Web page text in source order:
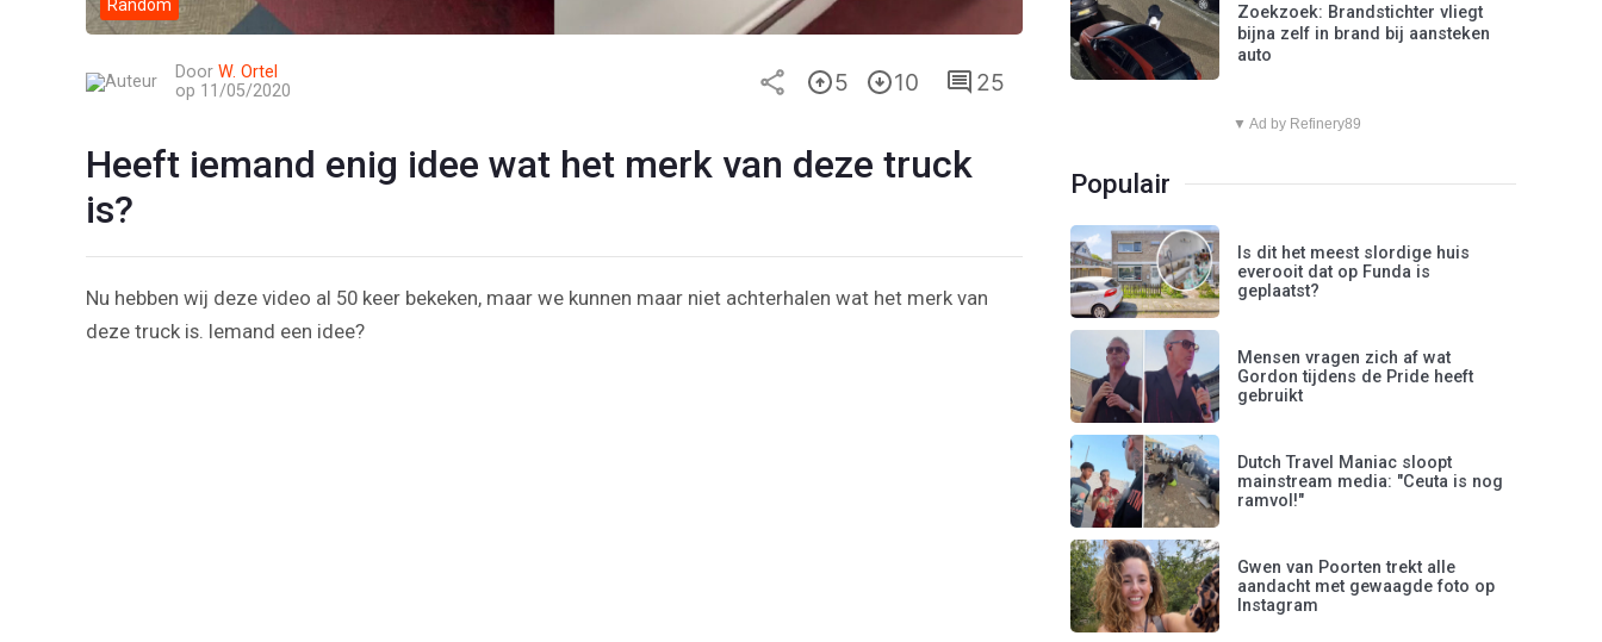
Random
Door W. Ortel
op 11/05/2020
5 10 25
Heeft iemand enig idee wat het merk van deze truck
is?
Nu hebben wij deze video al 50 keer bekeken, maar we kunnen maar niet achterhalen wat het merk van
deze truck is. Iemand een idee?
Zoekzoek: Brandstichter vliegt
bijna zelf in brand bij aansteken
auto
▼ Ad by Refinery89
Populair
Is dit het meest slordige huis
everooit dat op Funda is
geplaatst?
Mensen vragen zich af wat
Gordon tijdens de Pride heeft
gebruikt
Dutch Travel Maniac sloopt
mainstream media: "Ceuta is nog
ramvol!"
Gwen van Poorten trekt alle
aandacht met gewaagde foto op
Instagram